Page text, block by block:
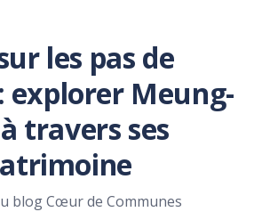
les pas de
explorer Meung-
travers ses
blog Cœur de Communes